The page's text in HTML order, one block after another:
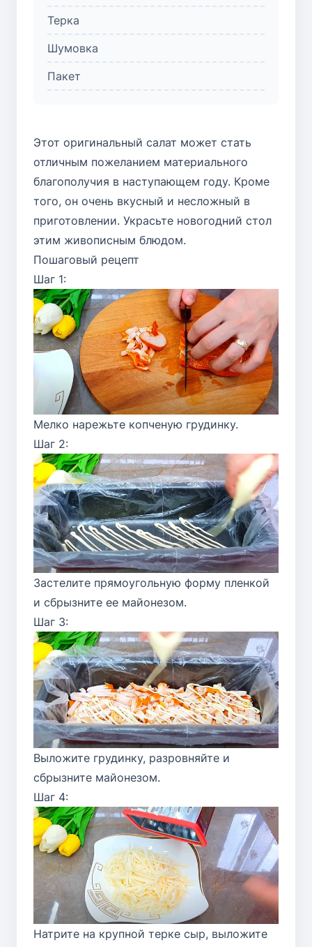
Терка
Шумовка
Пакет
Этот оригинальный салат может стать
отличным пожеланием материального
благополучия в наступающем году. Кроме
того, он очень вкусный и несложный в
приготовлении. Украсьте новогодний стол
этим живописным блюдом.
Пошаговый рецепт
Шаг 1:
Мелко нарежьте копченую грудинку.
Шаг 2:
Застелите прямоугольную форму пленкой
и сбрызните ее майонезом.
Шаг 3:
Выложите грудинку, разровняйте и
сбрызните майонезом.
Шаг 4:
Натрите на крупной терке сыр, выложите